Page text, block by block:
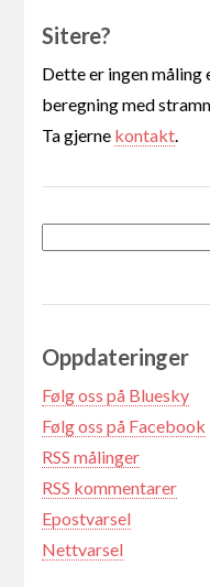
Sitere?
Dette er ingen måling
beregning med
Ta gjerne kontakt.
Oppdateringer
Følg oss på Bluesky
Følg oss på Facebook
RSS målinger
RSS kommentarer
Epostvarsel
Nettvarsel